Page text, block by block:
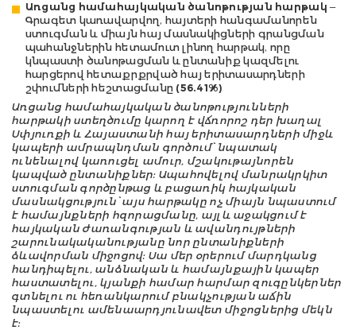
Առցանց համահայկական ծանոթության հարթակ –
Գրագետ կառավարվող, հայտերի հանգամանորեն
ստուգման և միայն հայ մասնակիցների գրանցման
պահանջներին հետամուտ լինող հարթակ, որը
կնպաստի ծանոթացման և ընտանիք կազմելու
հարցերով հետաքրքրված հայ երիտասարդների
շփումների հեշտացմանը (56.41%)
Առցանց համահայկական ծանոթությունների
հարթակի ստեղծումը կարող է վճռորոշ դեր խաղալ
Սփյուռքի և Հայաստանի հայ երիտասարդների միջև
կապերի ամրապնդման գործում՝ նպատակ
ունենալով կառուցել ամուր, մշակութայնորեն
կապված ընտանիքներ: Ապահովելով մանրակրկիտ
ստուգման գործընթաց և բացառիկ հայկական
մասնակցություն՝ այս հարթակը ոչ միայն նպաստում
է համայնքների հզորացմանը, այլև աջակցում է
հայկական ժառանգության և ավանդույթների
շարունակականությանը նոր ընտանիքների
ձևավորման միջոցով: Սա մեր օրերում մարդկանց
հանդիպելու, անձնական և համայնքային կապեր
հաստատելու, կյանքի համար հարմար զուգընկերներ
գտնելու ու հեռանկարում բնակչության աճին
նպաստելու ամենաարդյունավետ միջոցներից մեկն
է: